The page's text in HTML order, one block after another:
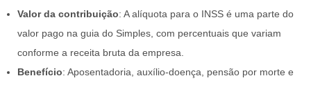
Valor da contribuição: A alíquota para o INSS é uma parte do
valor pago na guia do Simples, com percentuais que variam
conforme a receita bruta da empresa.
Benefício: Aposentadoria, auxílio-doença, pensão por morte e